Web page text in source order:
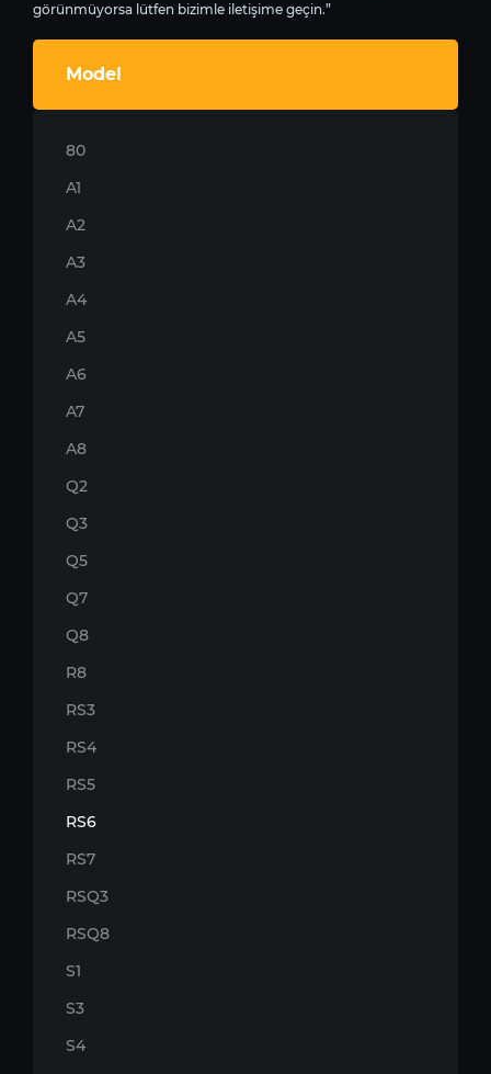
görünmüyorsa lütfen bizimle iletişime geçin.”
Model
80
A1
A2
A3
A4
A5
A6
A7
A8
Q2
Q3
Q5
Q7
Q8
R8
RS3
RS4
RS5
RS6
RS7
RSQ3
RSQ8
S1
S3
S4